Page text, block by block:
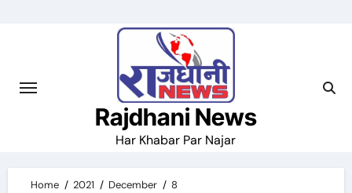
Rajdhani News
Har Khabar Par Najar
Home 2021 December
8